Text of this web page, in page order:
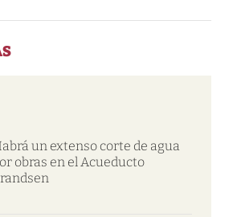
un extenso corte de agua
obras en el Acueducto